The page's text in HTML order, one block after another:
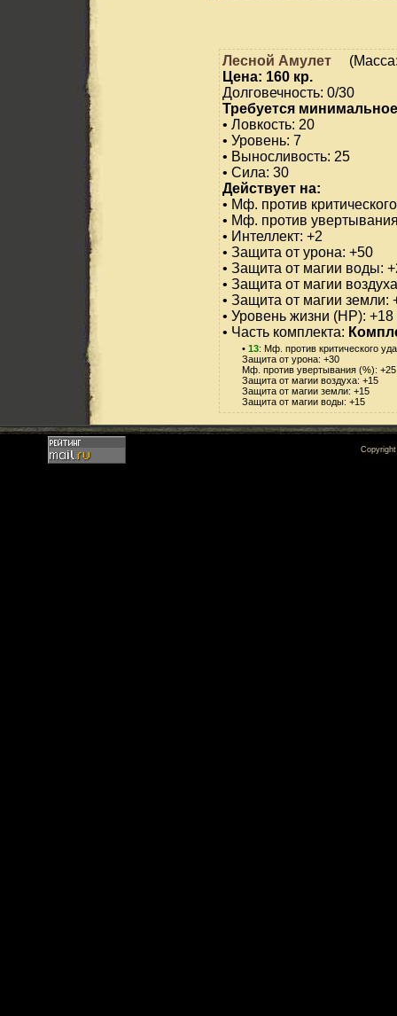
Лесной Амулет
Цена: 160 кр.
Долговечность: 0/30
Требуется
• Ловкость: 20
• Уровень: 7
• Выносливость: 25
• Сила: 30
Действует на:
• Мф. против
• Мф. против
• Интеллект: +2
• Защита от урона: +50
• Защита от магии воды:
• Защита от магии
• Защита от магии земли:
• Уровень жизни (HP): +18
• Часть комплекта:
• 13: Мф. против критического
Защита от урона: +30
Мф. против увертывания (%): +25
Защита от магии воздуха: +15
Защита от магии земли: +15
Защита от магии воды: +15